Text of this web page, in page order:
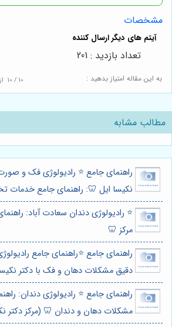
مشخصات
به این مقاله امتیاز بدهید : 10 / 10 از
تعداد بازدید : 201
مطالب مشابه
راهنمای جامع ⭐️ رادیولوژی فک و
نکیسا ایل 🦷: راهنمای جامع
⭐️ رادیولوژی دندان سعادت آباد:
مرکز 🦷
راهنمای جامع ⭐️راهنمای جامع
دقیق مشکلات دهان و فک با دکتر
راهنمای جامع ⭐️ رادیولوژی دندان:
مشکلات دهان و دندان 🦷 (مرکز دکتر